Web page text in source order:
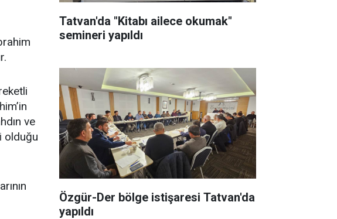
ve
olduğu
Tatvan'da "Kitabı ailece okumak"
semineri yapıldı
Özgür-Der bölge istişaresi Tatvan'da
yapıldı